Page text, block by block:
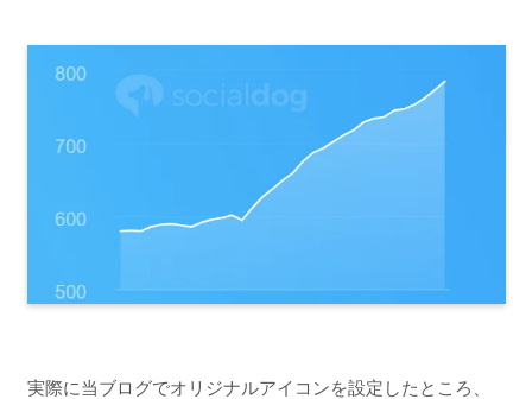
実際に当ブログでオリジナルアイコンを設定したところ、